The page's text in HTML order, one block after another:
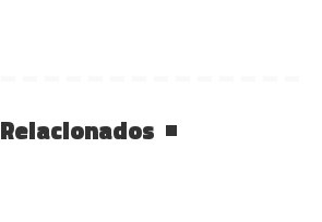
Relacionados